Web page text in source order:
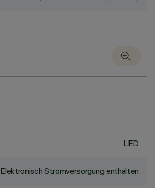
LED
Elektronisch Stromversorgung enthalten